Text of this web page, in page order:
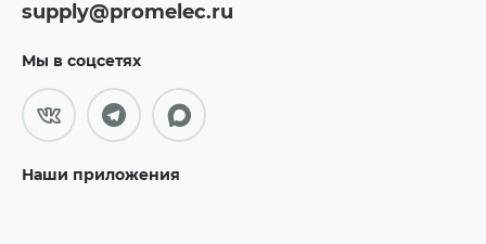
supply@promelec.ru
Мы в соцсетях
Наши приложения